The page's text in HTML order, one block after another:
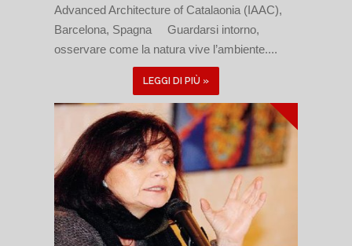
Advanced Architecture of Catalaonia (IAAC),
Barcelona, Spagna Guardarsi intorno,
osservare come la natura vive l’ambiente....
LEGGI DI PIÙ »